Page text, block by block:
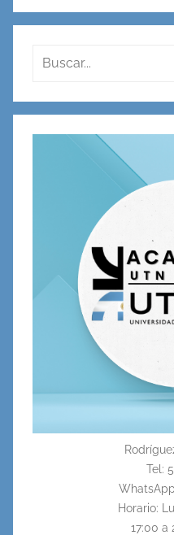
Buscar:
Tel:
WhatsApp
Horario:
17:00 a